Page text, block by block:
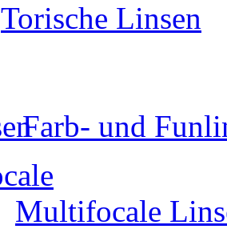
Torische Linsen
Farb- und
Multifocale